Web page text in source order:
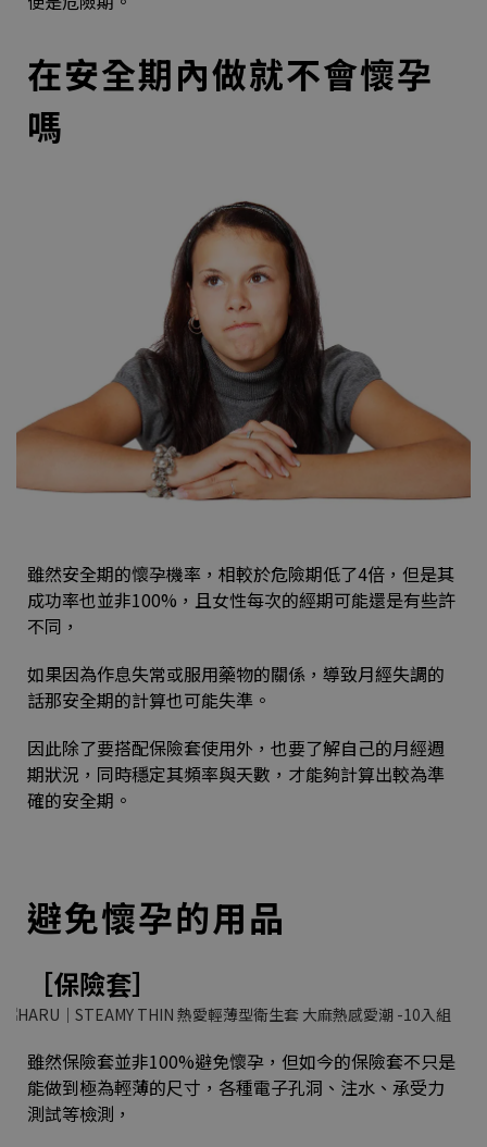
在安全期內做就不會懷孕
嗎
雖然安全期的懷孕機率，相較於危險期低了4倍，但是其
成功率也並非100%，且女性每次的經期可能還是有些許
不同，
如果因為作息失常或服用藥物的關係，導致月經失調的
話那安全期的計算也可能失準。
因此除了要搭配保險套使用外，也要了解自己的月經週
期狀況，同時穩定其頻率與天數，才能夠計算出較為準
確的安全期。
避免懷孕的用品
［保險套］
雖然保險套並非100%避免懷孕，但如今的保險套不只是
能做到極為輕薄的尺寸，各種電子孔洞、注水、承受力
測試等檢測，